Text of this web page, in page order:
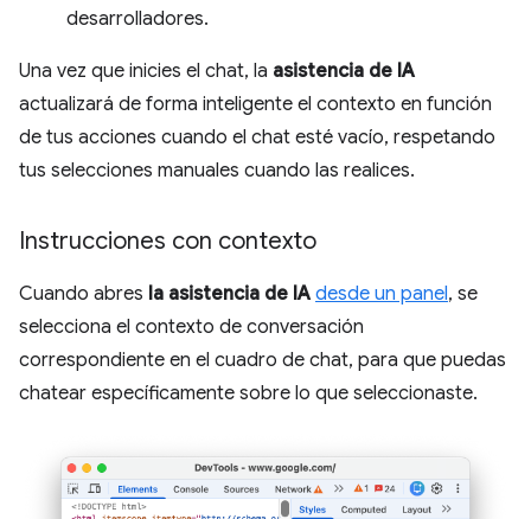
desarrolladores.
Una vez que inicies el chat, la asistencia de IA
actualizará de forma inteligente el contexto en función
de tus acciones cuando el chat esté vacío, respetando
tus selecciones manuales cuando las realices.
Instrucciones con contexto
Cuando abres la asistencia de IA desde un panel, se
selecciona el contexto de conversación
correspondiente en el cuadro de chat, para que puedas
chatear específicamente sobre lo que seleccionaste.